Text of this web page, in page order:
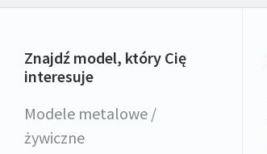
Znajdź model, który Cię
interesuje
Modele metalowe /
żywiczne